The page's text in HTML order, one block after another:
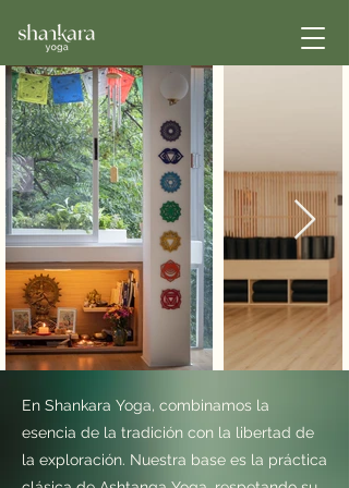
En Shankara Yoga, combinamos la
esencia de la tradición con la libertad de
la exploración. Nuestra base es la práctica